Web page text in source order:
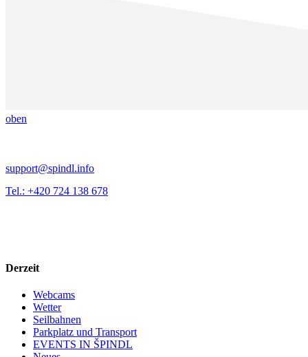
oben
support@spindl.info
Tel.: +420 724 138 678
Derzeit
Webcams
Wetter
Seilbahnen
Parkplatz und Transport
EVENTS IN ŠPINDL